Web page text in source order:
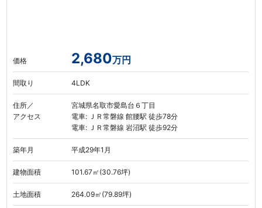
価格 2,680万円
間取り 4LDK
住所／
アクセス
宮城県名取市愛島台６丁目
電車: ＪＲ常磐線 館腰駅 徒歩78分
電車: ＪＲ常磐線 岩沼駅 徒歩92分
築年月 平成29年1月
建物面積 101.67㎡(30.76坪)
土地面積 264.09㎡(79.89坪)